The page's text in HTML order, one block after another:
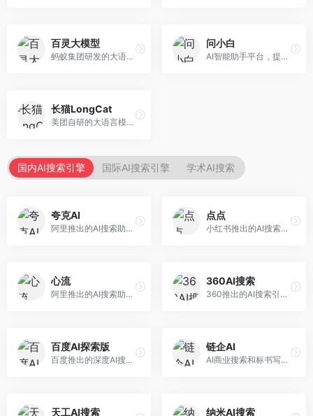
百灵大模型
蚂蚁集团研发的大语言模型平台，专注于金融科技和企业服务。面向金融机构和企业客户，提供智能客服、风险分析、文档处理等服务，金融场景理解深入。
问小白
AI智能助手平台，提供知识问答、文本创作、文档处理等服务。面向普通用户和职场人士，操作简便，响应速度快，支持多场景应用。
长猫LongCat
美团自研的大语言模型对话平台，专注于本地生活服务场景。面向美团生态用户，提供智能推荐、服务问答等功能，本地生活知识覆盖全面。
国内AI搜索引擎 国际AI搜索引擎 学术AI搜索
夸克AI
阿里推出的AI搜索助手，整合搜索与AI功能。面向年轻用户，提供智能搜索、文档处理、学习辅助等服务，与夸克生态深度整合。
点点
小红书推出的AI搜索应用，专注于生活方式内容搜索。面向小红书用户，提供生活攻略、消费决策、内容推荐等服务，生活方式内容丰富。
心流
阿里推出的AI搜索助手，专注于智能信息获取。面向普通用户，提供智能搜索、内容整理、知识问答等服务，与阿里生态深度整合。
360AI搜索
360推出的AI搜索引擎，专注于安全智能搜索。面向普通用户，提供智能问答、网页搜索、内容整理等服务，安全防护能力强。
百度AI探索版
百度推出的深度AI搜索引擎，整合百度知识图谱。面向中文用户，提供智能问答、知识探索、内容生成等服务，知识覆盖面广。
链企AI
AI商业搜索和标书写作工具，专注于企业服务场景。面向企业用户，提供商业信息搜索、标书生成、企业分析等服务，商业信息专业。
天工AI搜索 纳米AI搜索